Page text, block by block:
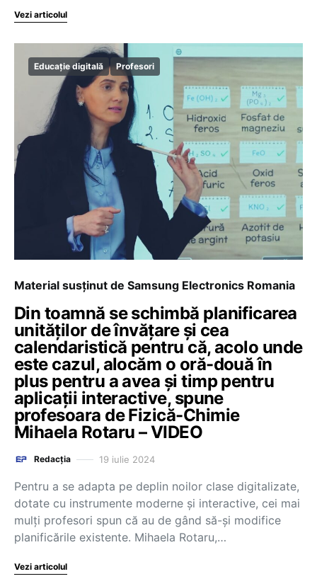
Vezi articolul
Educație digitală Profesori
Material susținut de Samsung Electronics Romania
Din toamnă se schimbă planificarea
unităților de învățare și cea
calendaristică pentru că, acolo unde
este cazul, alocăm o oră-două în
plus pentru a avea și timp pentru
aplicații interactive, spune
profesoara de Fizică-Chimie
Mihaela Rotaru – VIDEO
Redacția 19 iulie 2024
Pentru a se adapta pe deplin noilor clase digitalizate,
dotate cu instrumente moderne și interactive, cei mai
mulți profesori spun că au de gând să-și modifice
planificările existente. Mihaela Rotaru,…
Vezi articolul